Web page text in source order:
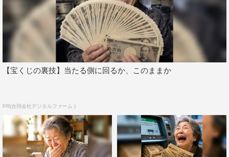
【宝くじの裏技】当たる側に回るか、このままか
PR(合同会社デジタルファーム )